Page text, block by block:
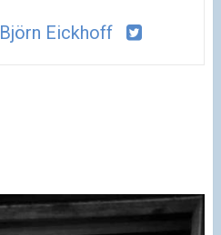
Björn Eickhoff